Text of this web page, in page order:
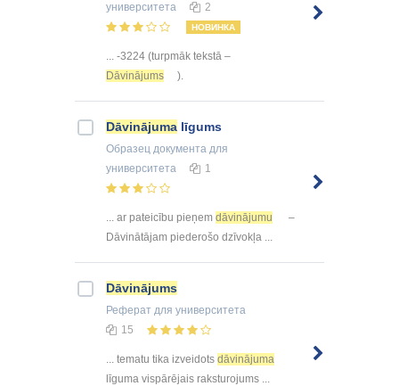
университета
2
НОВИНКА
... -3224 (turpmāk tekstā –
Dāvinājums
).
Dāvinājuma līgums
Образец документа для
университета
1
... ar pateicību pieņem dāvinājumu
–
Dāvinātājam piederošo dzīvokļa ...
Dāvinājums
Реферат для университета
15
... tematu tika izveidots dāvinājuma
līguma vispārējais raksturojums ...